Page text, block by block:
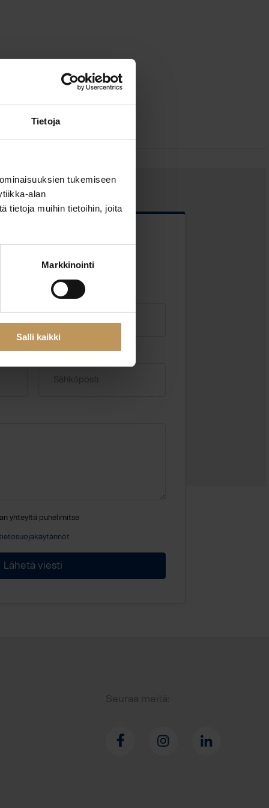
Tietoja
tukemiseen
alan
tietoja muihin tietoihin, joita
Markkinointi
Salli kaikki
Sähköposti*
yhteyttä puhelimitse
Seuraa meitä: